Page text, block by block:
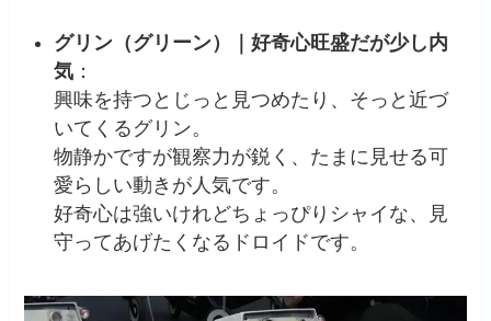
グリン（グリーン）｜好奇心旺盛だが少し内
気 ：
興味を持つとじっと見つめたり、そっと近づ
いてくるグリン。
物静かですが観察力が鋭く、たまに見せる可
愛らしい動きが人気です。
好奇心は強いけれどちょっぴりシャイな、見
守ってあげたくなるドロイドです。